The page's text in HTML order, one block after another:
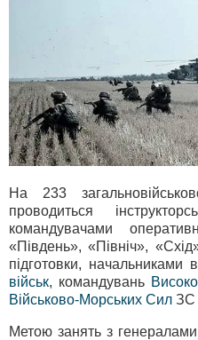
На 233
проводиться
командувачами
«Південь», «Північ»,
підготовки, начальниками
військ, командувань
Військово-Морських Сил ЗС
Метою занять з